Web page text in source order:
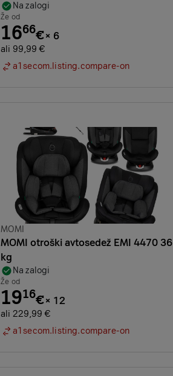
Na zalogi
Že od
1666€× 6
ali 99,99 €
a1secom.listing.compare-on
Znamka:
MOMI
MOMI otroški avtosedež EMI 4470 36
kg
Na zalogi
Že od
1916€× 12
ali 229,99 €
a1secom.listing.compare-on